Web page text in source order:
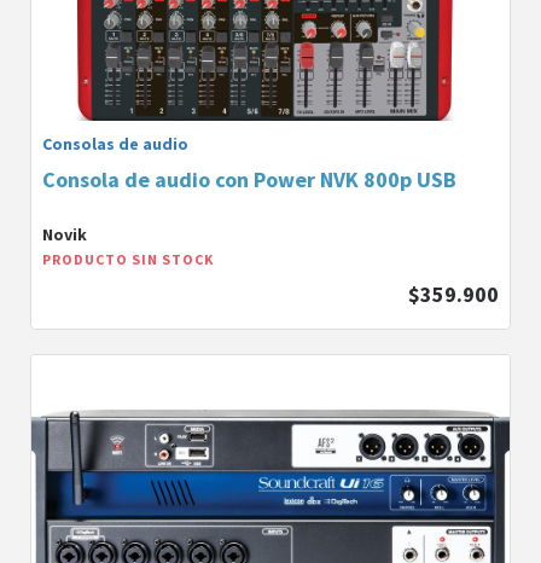
Consolas de audio
Consola de audio con Power NVK 800p USB
Novik
PRODUCTO SIN STOCK
$359.900